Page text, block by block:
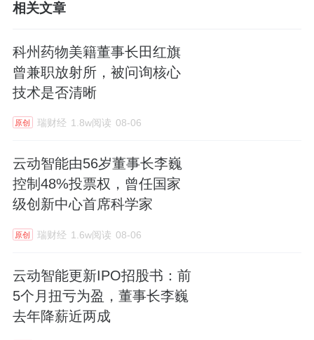
相关文章
科州药物美籍董事长田红旗
曾兼职放射所，被问询核心
技术是否清晰
原创 瑞财经 1.8w阅读 08-06
云动智能由56岁董事长李巍
控制48%投票权，曾任国家
级创新中心首席科学家
原创 瑞财经 1.6w阅读 08-06
云动智能更新IPO招股书：前
5个月扭亏为盈，董事长李巍
去年降薪近两成